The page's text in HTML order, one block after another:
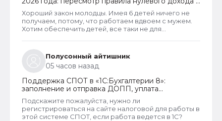
новый порядок оформления пособий по месту
пребывания
Хороший закон молодцы. Имея 6 детей ничего не
получаем, потому, что работаем вдвоем с мужем.
Хотим обеспечить детей, все таки не для
работают чтобы получать пособия их все же
получают. Так что могу сказать что как то не
правельно распределены критерии оценивания
дохода.
Полусонный айтишник
05 часов назад
Поддержка СПОТ в «1С:Бухгалтерии 8»:
заполнение и отправка ДОПП, уплата
обеспечительного платежа и получение QR-
кода
Подскажите пожалуйста, нужно ли
регистрироваться на сайте налоговой для работы в
этой системе СПОТ, если работа ведется в 1С?